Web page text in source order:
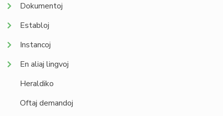
Dokumentoj
Establoj
Instancoj
En aliaj lingvoj
Heraldiko
Oftaj demandoj